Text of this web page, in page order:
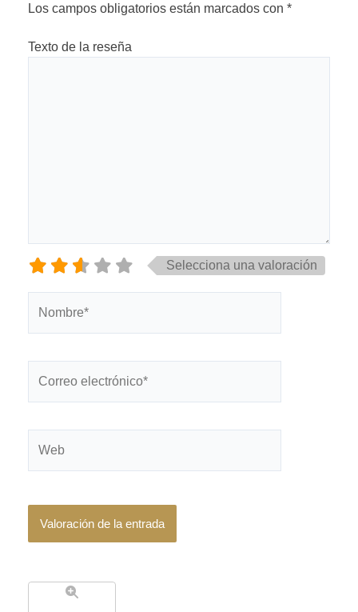
Los campos obligatorios están marcados con *
Texto de la reseña
Selecciona una valoración
electrónico*